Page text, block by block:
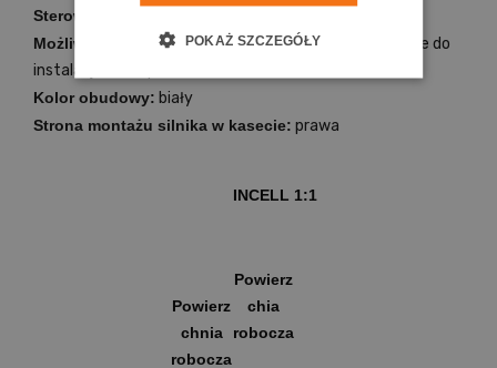
Sterowanie:
Możliwość montażu:sufitowa - elementy montażowe do
instalacji w komplecie
Kolor obudowy: biały
Strona montażu silnika w kasecie: prawa
INCELL 1:1
Powierz
chnia
robocza
Powierz
chia
robocza
POKAŻ SZCZEGÓŁY